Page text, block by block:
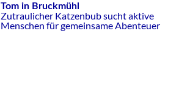
Tom in Bruckmühl
Zutraulicher Katzenbub sucht aktive
Menschen für gemeinsame Abenteuer